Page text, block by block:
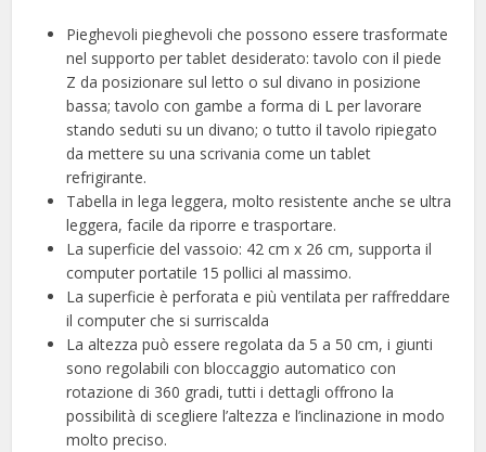
Pieghevoli pieghevoli che possono essere trasformate
nel supporto per tablet desiderato: tavolo con il piede
Z da posizionare sul letto o sul divano in posizione
bassa; tavolo con gambe a forma di L per lavorare
stando seduti su un divano; o tutto il tavolo ripiegato
da mettere su una scrivania come un tablet
refrigirante.
Tabella in lega leggera, molto resistente anche se ultra
leggera, facile da riporre e trasportare.
La superficie del vassoio: 42 cm x 26 cm, supporta il
computer portatile 15 pollici al massimo.
La superficie è perforata e più ventilata per raffreddare
il computer che si surriscalda
La altezza può essere regolata da 5 a 50 cm, i giunti
sono regolabili con bloccaggio automatico con
rotazione di 360 gradi, tutti i dettagli offrono la
possibilità di scegliere l’altezza e l’inclinazione in modo
molto preciso.